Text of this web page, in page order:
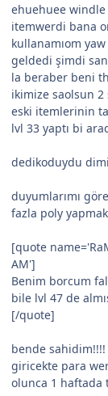
ehuehuee windle
itemwerdi bana
kullanamıom yaw
geldedi şimdi
la beraber beni
ikimize saolsun 2
eski itemlerinin
lvl 33 yaptı bi
dedikoduydu
duyumlarımı
fazla poly
[quote
AM']
Benim borcum
bile lvl 47 de
[/quote]
bende
giricekte para
olunca 1 haftada